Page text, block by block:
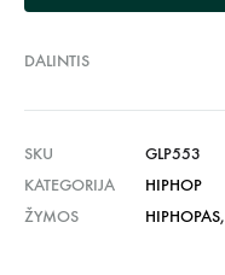
DALINTIS
SKU
GLP553
KATEGORIJA
HIPHOP
ŽYMOS
HIPHOPAS,